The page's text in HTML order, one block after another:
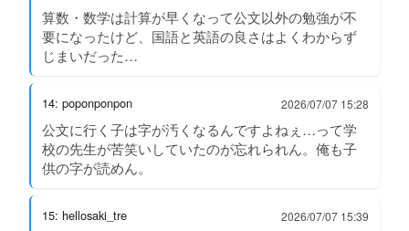
算数・数学は計算が早くなって公文以外の勉強が不
要になったけど、国語と英語の良さはよくわからず
じまいだった…
14: poponponpon 2026/07/07 15:28
公文に行く子は字が汚くなるんですよねぇ…って学
校の先生が苦笑いしていたのが忘れられん。俺も子
供の字が読めん。
15: hellosaki_tre 2026/07/07 15:39